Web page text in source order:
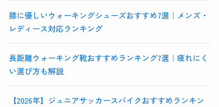
膝に優しいウォーキングシューズおすすめ7選｜メンズ・
レディース対応ランキング
長距離ウォーキング靴おすすめランキング7選｜疲れにく
い選び方も解説
【2026年】ジュニアサッカースパイクおすすめランキン